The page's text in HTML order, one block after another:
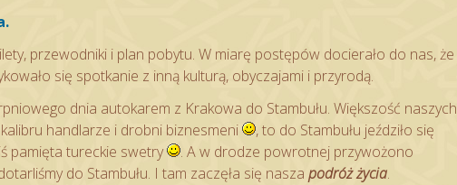
przewodniki i plan pobytu. W miarę postępów docierało do nas, że
się spotkanie z inną kulturą, obyczajami i przyrodą.
dnia autokarem z Krakowa do Stambułu. Większość naszych
handlarze i drobni biznesmeni
, to do Stambułu jeździło się
pamięta tureckie swetry
. A w drodze powrotnej przywożono
do Stambułu. I tam zaczęła się nasza podróż życia.